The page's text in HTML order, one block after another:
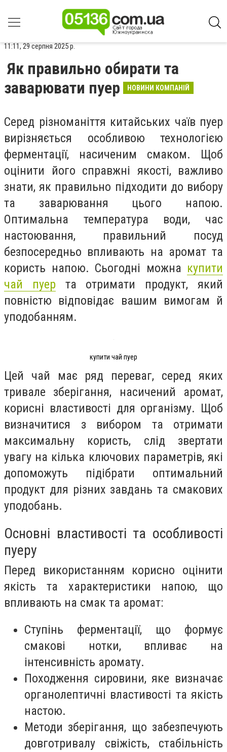
11:11, 29 серпня 2025 р.
Як правильно обирати та
заварювати пуер
НОВИНИ КОМПАНІЙ
Серед різноманіття китайських чаїв пуер
вирізняється особливою технологією
ферментації, насиченим смаком. Щоб
оцінити його справжні якості, важливо
знати, як правильно підходити до вибору
та заварювання цього напою.
Оптимальна температура води, час
настоювання, правильний посуд
безпосередньо впливають на аромат та
користь напою. Сьогодні можна купити
чай пуер та отримати продукт, який
повністю відповідає вашим вимогам й
уподобанням.
купити чай пуер
Цей чай має ряд переваг, серед яких
тривале зберігання, насичений аромат,
корисні властивості для організму. Щоб
визначитися з вибором та отримати
максимальну користь, слід звертати
увагу на кілька ключових параметрів, які
допоможуть підібрати оптимальний
продукт для різних завдань та смакових
уподобань.
Основні властивості та особливості
пуеру
Перед використанням корисно оцінити
якість та характеристики напою, що
впливають на смак та аромат:
Ступінь ферментації, що формує
смакові нотки, впливає на
інтенсивність аромату.
Походження сировини, яке визначає
органолептичні властивості та якість
настою.
Методи зберігання, що забезпечують
довготривалу свіжість, стабільність